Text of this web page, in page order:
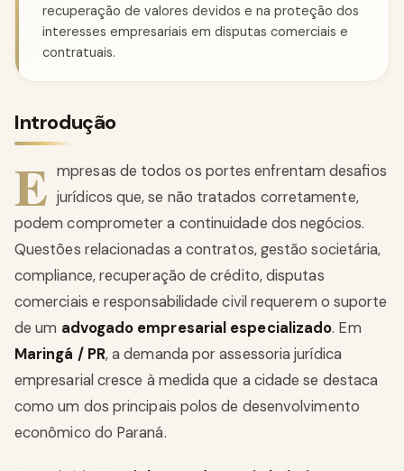
recuperação de valores devidos e na proteção dos
interesses empresariais em disputas comerciais e
contratuais.
Introdução
E mpresas de todos os portes enfrentam desafios
jurídicos que, se não tratados corretamente,
podem comprometer a continuidade dos negócios.
Questões relacionadas a contratos, gestão societária,
compliance, recuperação de crédito, disputas
comerciais e responsabilidade civil requerem o suporte
de um advogado empresarial especializado. Em
Maringá / PR, a demanda por assessoria jurídica
empresarial cresce à medida que a cidade se destaca
como um dos principais polos de desenvolvimento
econômico do Paraná.